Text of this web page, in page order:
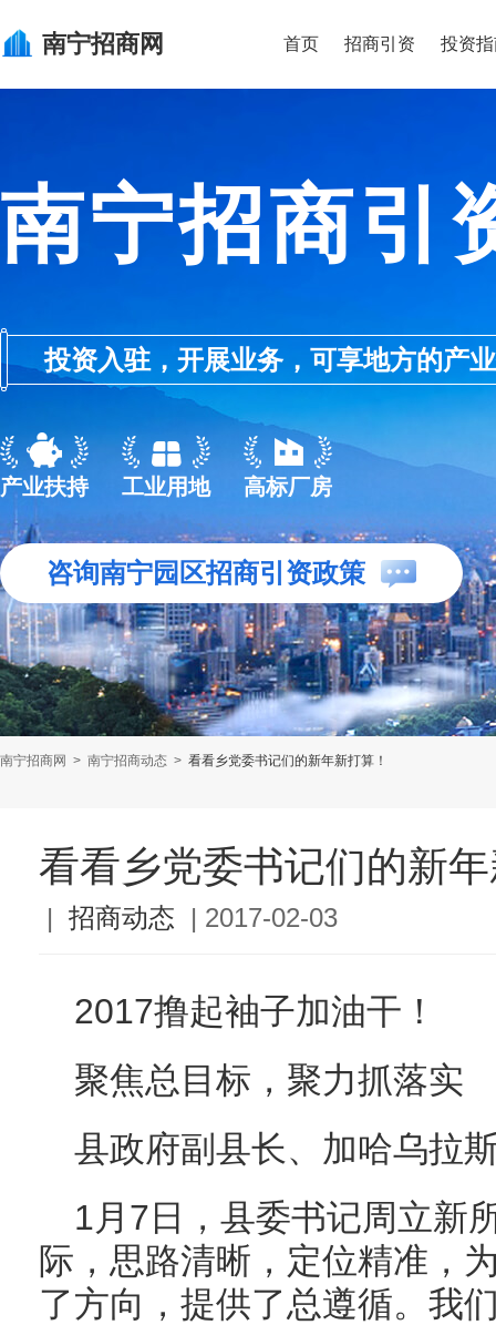
南宁招商网 首页 招商引资 投资
南宁招商引
投资入驻，开展业务，可享地方的产
产业扶持 工业用地 高标厂房
咨询南宁园区招商引资政策
南宁招商网 > 南宁招商动态 > 看看乡党委书记们的新年新打算！
看看乡党委书记们的新
| 招商动态 | 2017-02-03
2017撸起袖子加油干！
聚焦总目标，聚力抓落实
县政府副县长、加哈乌拉
1月7日，县委书记周立新
际，思路清晰，定位精准，
了方向，提供了总遵循。我